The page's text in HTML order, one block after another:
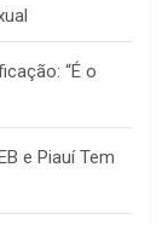
“É o
e Piauí Tem